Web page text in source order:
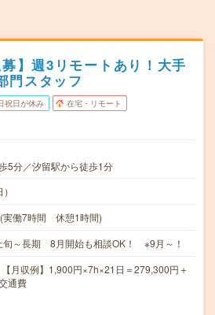
】週3リモートあり！大手
門スタッフ
祝日が休み 在宅・リモート
5分／汐留駅から徒歩1分
実働7時間 休憩1時間)
旬～長期 8月開始も相談OK！ ※9月～！
月収例】1,900円×7h×21日＝279,300円＋
通費